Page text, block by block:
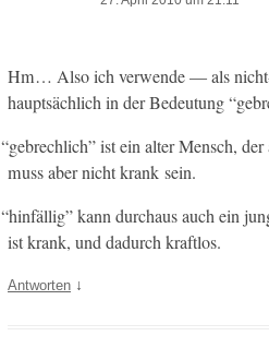
Hm… Also ich ver­wende — als
haupt­säch­lich in der Bedeu­tung
“gebrech­lich” ist ein alter Men­sch,
muss aber nicht krank sein.
“hin­fäl­lig” kann dur­chaus auch ein
ist krank, und dadurch kraftlos.
Antworten ↓